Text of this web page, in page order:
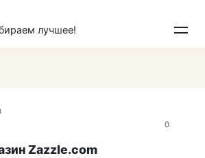
лучшее!
0
Zazzle.com